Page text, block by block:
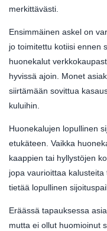
merkittävästi.
Ensimmäinen askel on
jo toimitettu kotiisi ennen
huonekalut
hyvissä ajoin. Monet
siirtämään sovittua
kuluihin.
Huonekalujen lopullinen
etukäteen. Vaikka
kaappien tai hyllystöjen
jopa vaurioittaa
tietää lopullinen
Eräässä tapauksessa
mutta ei ollut huomioinut